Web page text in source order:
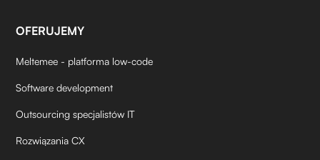
OFERUJEMY
Meltemee - platforma low-code
Software development
Outsourcing specjalistów IT
Rozwiązania CX